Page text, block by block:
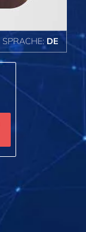
SPRACHE: DE